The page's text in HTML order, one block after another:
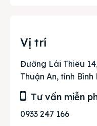
Vị trí
Đường Lái Thiêu
Thuận An, tỉnh Bình
Tư vấn miễn
0933 247 166